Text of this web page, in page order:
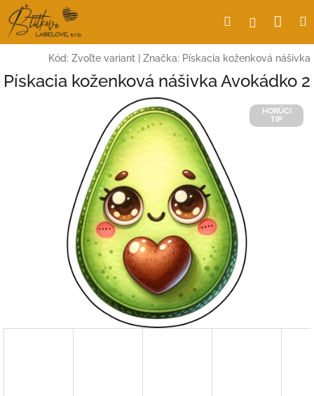
Prejsť
na
obsah
Hľadať
Kód: Zvoľte variant Značka: Pískacia koženková nášivka
Pískacia koženková nášivka Avokádko 2
HORÚCI
TIP